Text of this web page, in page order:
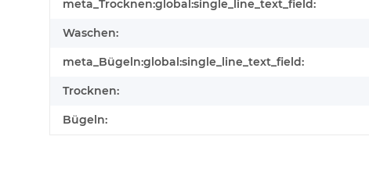
meta_Trocknen:global:single_line_text_field:
Waschen:
meta_Bügeln:global:single_line_text_field:
Trocknen:
Bügeln: